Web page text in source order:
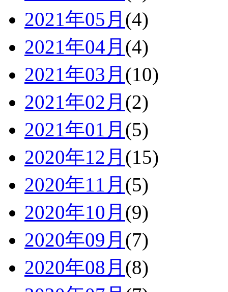
2021年05月 (4)
2021年04月 (4)
2021年03月 (10)
2021年02月 (2)
2021年01月 (5)
2020年12月 (15)
2020年11月 (5)
2020年10月 (9)
2020年09月 (7)
2020年08月 (8)